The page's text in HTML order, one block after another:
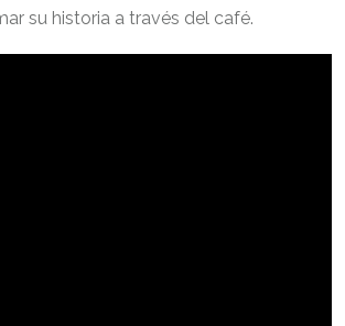
su historia a través del café.